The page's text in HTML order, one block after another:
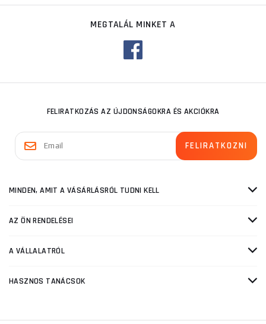
MEGTALÁL MINKET A
FELIRATKOZÁS AZ ÚJDONSÁGOKRA ÉS AKCIÓKRA
MINDEN, AMIT A VÁSÁRLÁSRÓL TUDNI KELL
AZ ÖN RENDELÉSEI
A VÁLLALATRÓL
HASZNOS TANÁCSOK